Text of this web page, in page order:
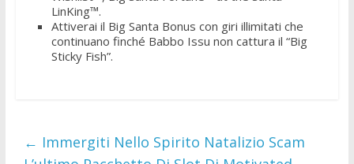
LinKing™.
Attiverai il Big Santa Bonus con giri illimitati che
continuano finché Babbo Issu non cattura il “Big
Sticky Fish”.
← Immergiti Nello Spirito Natalizio Scam